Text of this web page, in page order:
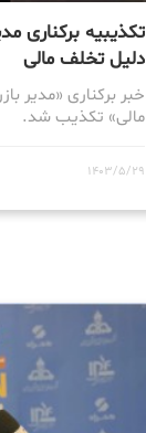
تکذیبیه برکناری
دلیل تخلف مالی
خبر برکناری «مدیر
مالی» تکذیب شد.
1403/5/29